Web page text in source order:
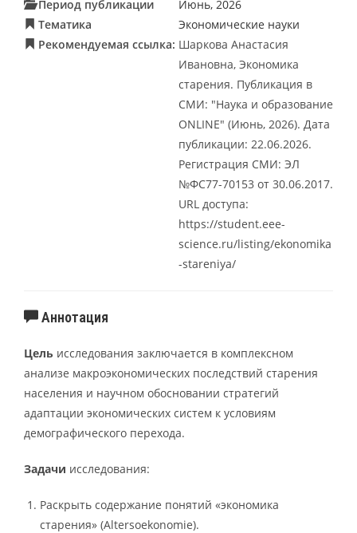
Период публикации
Июнь, 2026
Тематика
Экономические науки
Рекомендуемая ссылка: Шаркова Анастасия
Ивановна, Экономика
старения. Публикация в
СМИ: "Наука и образование
ONLINE" (Июнь, 2026). Дата
публикации: 22.06.2026.
Регистрация СМИ: ЭЛ
№ФС77-70153 от 30.06.2017.
URL доступа:
https://student.eee-
science.ru/listing/ekonomika
-stareniya/
Аннотация
Цель исследования заключается в комплексном
анализе макроэкономических последствий старения
населения и научном обосновании стратегий
адаптации экономических систем к условиям
демографического перехода.
Задачи исследования:
Раскрыть содержание понятий «экономика
старения» (Altersoekonomie).